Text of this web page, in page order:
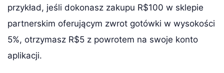
przykład, jeśli dokonasz zakupu R$100 w sklepie
partnerskim oferującym zwrot gotówki w wysokości
5%, otrzymasz R$5 z powrotem na swoje konto
aplikacji.